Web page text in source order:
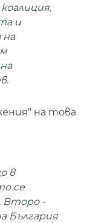
и
на
на това
в
се
Второ -
България